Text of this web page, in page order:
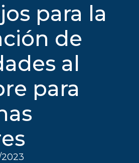
para la
de
al
para